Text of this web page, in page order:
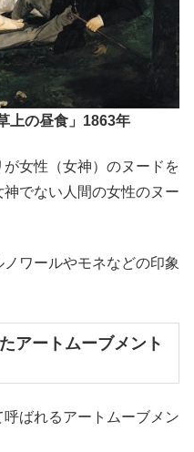
上の昼食」1863年
女性（女神）のヌードを
でない人間の女性のヌー
ワールやモネなどの印象
アートムーブメント
ばれるアートムーブメン